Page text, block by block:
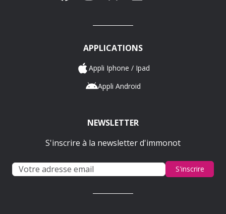
APPLICATIONS
Appli Iphone / Ipad
Appli Android
NEWSLETTER
S'inscrire à la newsletter d'immonot
S'inscrire